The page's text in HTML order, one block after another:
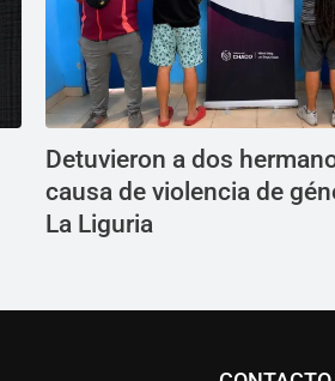
Detuvieron a dos
causa de violencia de
La Liguria